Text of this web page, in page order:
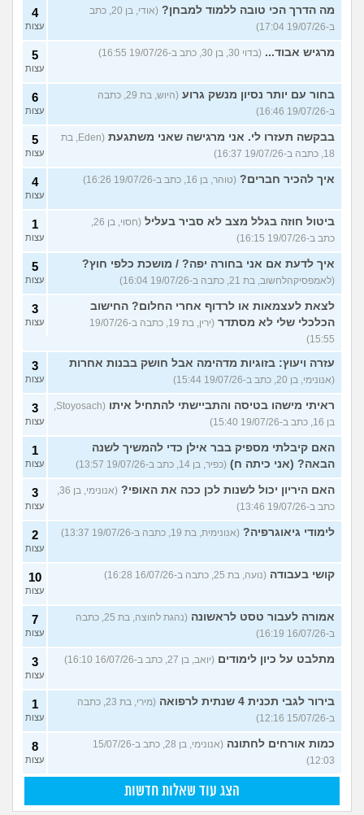
מה הדרך הכי טובה ללמוד למבחן?
(אודי, בן 20, כתב
ב-19/07/26 17:04)
4
עצות
מרגיש אבוד... (בדוי 30, בן 30, כתב ב-19/07/26 16:55) 5
עצות
בחור עם יותר נסיון מנשק גרוע
(היוש, בת 29, כתבה
ב-19/07/26 16:46)
6
עצות
בבקשה תעזרו לי. אני מרגישה שאני משתגעת
(Eden, בת
18, כתבה ב-19/07/26 16:37)
5
עצות
איך להכיר חברים? (טוהר, בן 16, כתב ב-19/07/26 16:26) 4
עצות
ביטול חוזה בגלל מצב לא סביר בעליל
(חסוי, בן 26,
כתב ב-19/07/26 16:15)
1
עצות
איך לדעת אם אני בחורה יפה? / מושכת כלפי חוץ?
(לאמפסיקהלחשוב, בת 21, כתבה ב-19/07/26 16:04)
5
עצות
לצאת לעצמאות או לרדוף אחרי החלום? החישוב
הכלכלי שלי לא מסתדר
(ירין, בת 19, כתבה ב-19/07/26
15:55)
3
עצות
עזרה ויעוץ: בזוגיות מדהימה אבל חושק בבנות אחרות
(אנונימי, בן 20, כתב ב-19/07/26 15:44)
3
עצות
ראיתי מישהו בטיסה והתביישתי להתחיל איתו
(Stoyosach,
בן 16, כתב ב-19/07/26 15:40)
3
עצות
האם קיבלתי מספיק בבר אילן כדי להמשיך לשנה
הבאה? (אני כיתה ח) (כפיר, בן 14, כתב ב-19/07/26 13:57)
1
עצות
האם היריון יכול לשנות לכן ככה את האופי?
(אנונימי, בן 36,
כתב ב-19/07/26 13:46)
3
עצות
לימודי גיאוגרפיה? (אנונימית, בת 19, כתבה ב-19/07/26 13:37) 2
עצות
קושי בעבודה (נועה, בת 25, כתבה ב-16/07/26 16:28) 10
עצות
אמורה לעבור טסט לראשונה
(נהגת לחוצה, בת 25, כתבה
ב-16/07/26 16:19)
7
עצות
מתלבט על כיון לימודים (יואב, בן 27, כתב ב-16/07/26 16:10) 3
עצות
בירור לגבי תכנית 4 שנתית לרפואה
(מירי, בת 23, כתבה
ב-15/07/26 12:16)
1
עצות
כמות אורחים לחתונה
(אנונימי, בן 28, כתב ב-15/07/26
12:03)
8
עצות
הצג עוד שאלות חדשות